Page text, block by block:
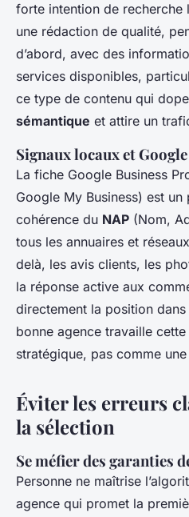
forte intention de recherche
une rédaction de qualité,
d’abord, avec des
services disponibles,
ce type de contenu qui
sémantique et attire un
Signaux locaux et
La fiche Google Business
Google My Business) est
cohérence du NAP (Nom,
tous les annuaires et
delà, les avis clients, les
la réponse active aux
directement la position
bonne agence travaille
stratégique, pas comme
Éviter les erreurs
la sélection
Se méfier des garanties
Personne ne maîtrise
agence qui promet la